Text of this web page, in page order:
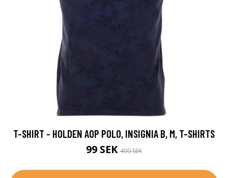
T-SHIRT - HOLDEN AOP POLO, INSIGNIA B, M, T-SHIRTS
99 SEK 400 SEK